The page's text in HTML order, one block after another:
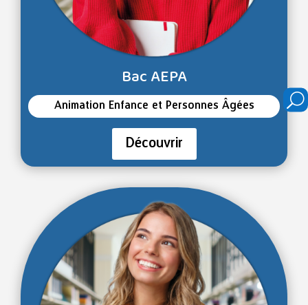
Bac AEPA
Animation Enfance et Personnes Âgées
Découvrir
U